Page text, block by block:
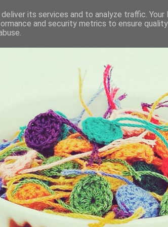
its services and to analyze traffic. Your
and security metrics to ensure